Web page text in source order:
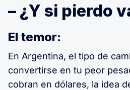
– ¿Y si pierdo
El temor:
En Argentina, el tipo de
convertirse en tu peor
cobran en dólares, la idea